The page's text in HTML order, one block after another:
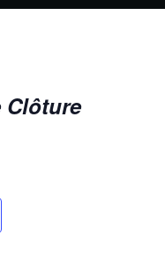
Clôture